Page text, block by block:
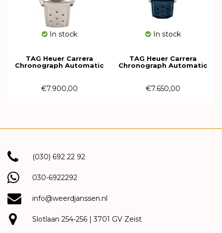
In stock
TAG Heuer Carrera
Chronograph Automatic
€7.900,00
In stock
TAG Heuer Carrera
Chronograph Automatic
€7.650,00
(030) 692 22 92
030-6922292
info@weerdjanssen.nl
Slotlaan 254-256 | 3701 GV Zeist